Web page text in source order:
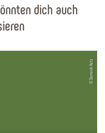
dich auch
© Dominik Ketz